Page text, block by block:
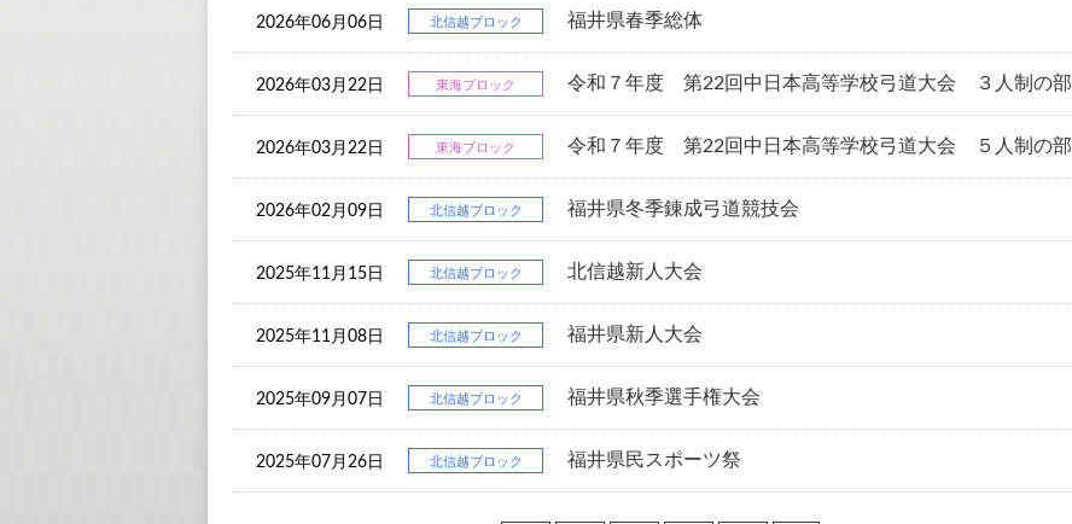
2026年06月06日 北信越ブロック 福井県春季総体
2026年03月22日 東海ブロック 令和７年度 第22回中日本高等学校弓道大会 ３人制の部
2026年03月22日 東海ブロック 令和７年度 第22回中日本高等学校弓道大会 ５人制の部
2026年02月09日 北信越ブロック 福井県冬季錬成弓道競技会
2025年11月15日 北信越ブロック 北信越新人大会
2025年11月08日 北信越ブロック 福井県新人大会
2025年09月07日 北信越ブロック 福井県秋季選手権大会
2025年07月26日 北信越ブロック 福井県民スポーツ祭